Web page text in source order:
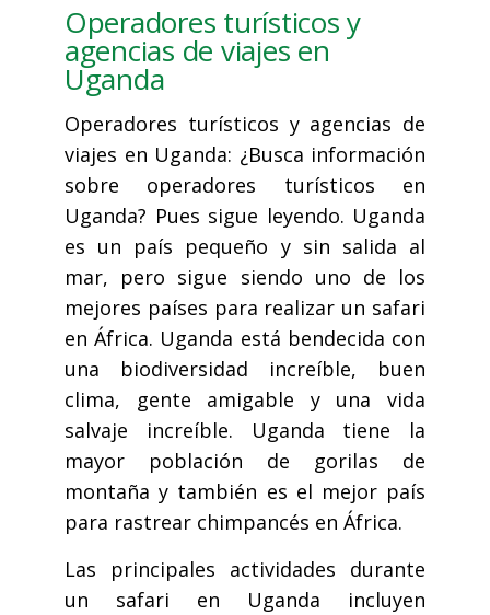
Operadores turísticos y
agencias de viajes en
Uganda
Operadores turísticos y agencias de
viajes en Uganda: ¿Busca información
sobre operadores turísticos en
Uganda? Pues sigue leyendo. Uganda
es un país pequeño y sin salida al
mar, pero sigue siendo uno de los
mejores países para realizar un safari
en África. Uganda está bendecida con
una biodiversidad increíble, buen
clima, gente amigable y una vida
salvaje increíble. Uganda tiene la
mayor población de gorilas de
montaña y también es el mejor país
para rastrear chimpancés en África.
Las principales actividades durante
un safari en Uganda incluyen